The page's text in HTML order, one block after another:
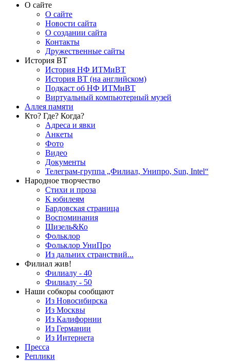
О сайте
О сайте
Новости сайта
О создании сайта
Контакты
Дружественные сайты
История ВТ
История НФ ИТМиВТ
История ВТ (на английском)
Подкаст об НФ ИТМиВТ
Виртуальный компьютерный музей
Аллея памяти
Кто? Где? Когда?
Адреса и явки
Анкеты
Фото
Видео
Документы
Телеграм-группа „Филиал, Унипро, Sun, Intel“
Народное творчество
Стихи и проза
К юбилеям
Бардовская страница
Воспоминания
Шизель&Ко
Фольклор
Фольклор УниПро
Из дальних странствий...
Филиал жив!
Филиалу - 40
Филиалу - 50
Наши собкоры сообщают
Из Новосибирска
Из Москвы
Из Калифорнии
Из Германии
Из Интернета
Пресса
Реплики